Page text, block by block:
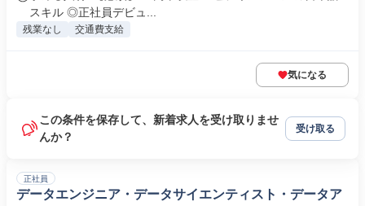
スキル ◎正社員デビュ...
残業なし 交通費支給
気になる
この条件を保存して、新着求人を受け取りませ
んか？
受け取る
正社員
データエンジニア・データサイエンティスト・データア